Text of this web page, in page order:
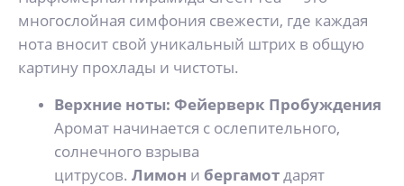
многослойная симфония свежести, где каждая
нота вносит свой уникальный штрих в общую
картину прохлады и чистоты.
Верхние ноты: Фейерверк Пробуждения
Аромат начинается с ослепительного,
солнечного взрыва
цитрусов. Лимон и бергамотдарят